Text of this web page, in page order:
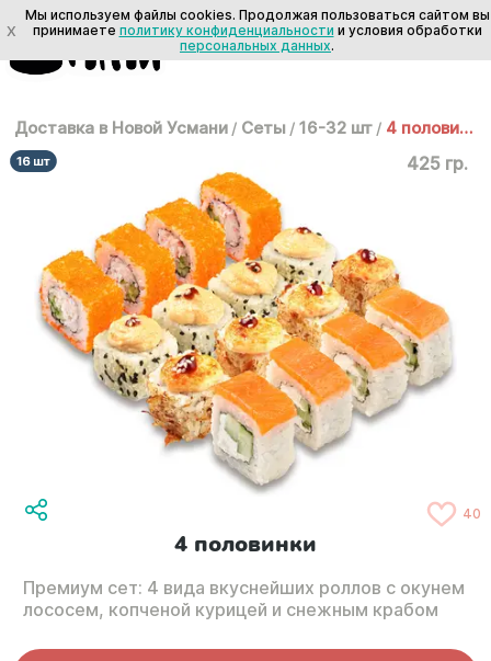
Доставка в Новой Усмани / Сеты / 16-32 шт / 4 половинки
425 гр.
40
4 половинки
Премиум сет: 4 вида вкуснейших роллов с окунем
лососем, копченой курицей и снежным крабом
X
Мы используем файлы cookies. Продолжая пользоваться сайтом вы
принимаете политику конфиденциальности и условия обработки
персональных данных.